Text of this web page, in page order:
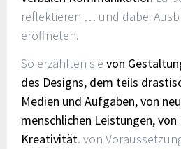
reflektieren … und dabei
eröffneten.
So erzählten sie von
des Designs, dem teils
Medien und Aufgaben, von
menschlichen Leistungen,
Kreativität. von